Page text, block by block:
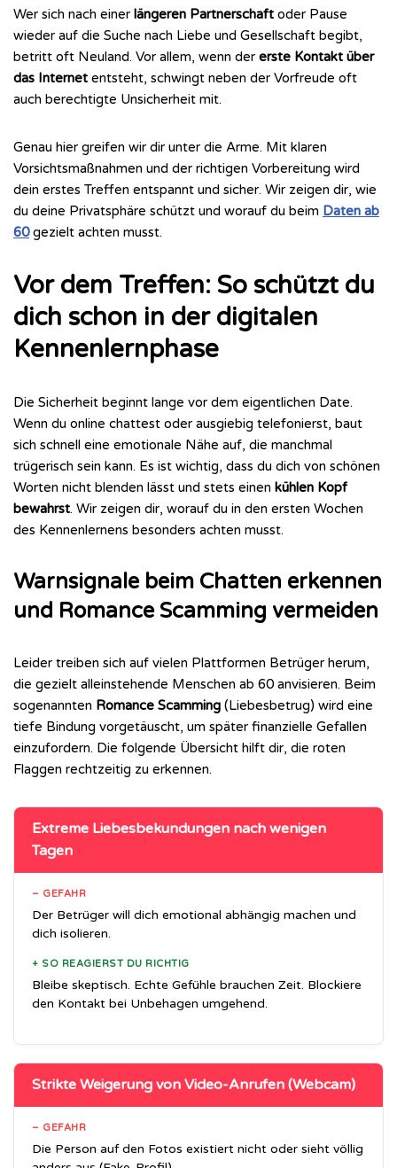
Wer sich nach einer längeren Partnerschaft oder Pause
wieder auf die Suche nach Liebe und Gesellschaft begibt,
betritt oft Neuland. Vor allem, wenn der erste Kontakt über
das Internet entsteht, schwingt neben der Vorfreude oft
auch berechtigte Unsicherheit mit.
Genau hier greifen wir dir unter die Arme. Mit klaren
Vorsichtsmaßnahmen und der richtigen Vorbereitung wird
dein erstes Treffen entspannt und sicher. Wir zeigen dir, wie
du deine Privatsphäre schützt und worauf du beim Daten ab
60gezielt achten musst.
Vor dem Treffen: So schützt du
dich schon in der digitalen
Kennenlernphase
Die Sicherheit beginnt lange vor dem eigentlichen Date.
Wenn du online chattest oder ausgiebig telefonierst, baut
sich schnell eine emotionale Nähe auf, die manchmal
trügerisch sein kann. Es ist wichtig, dass du dich von schönen
Worten nicht blenden lässt und stets einen kühlen Kopf
bewahrst. Wir zeigen dir, worauf du in den ersten Wochen
des Kennenlernens besonders achten musst.
Warnsignale beim Chatten erkennen
und Romance Scamming vermeiden
Leider treiben sich auf vielen Plattformen Betrüger herum,
die gezielt alleinstehende Menschen ab 60 anvisieren. Beim
sogenannten Romance Scamming (Liebesbetrug) wird eine
tiefe Bindung vorgetäuscht, um später finanzielle Gefallen
einzufordern. Die folgende Übersicht hilft dir, die roten
Flaggen rechtzeitig zu erkennen.
Extreme Liebesbekundungen nach wenigen
Tagen
– GEFAHR
Der Betrüger will dich emotional abhängig machen und
dich isolieren.
+ SO REAGIERST DU RICHTIG
Bleibe skeptisch. Echte Gefühle brauchen Zeit. Blockiere
den Kontakt bei Unbehagen umgehend.
Strikte Weigerung von Video-Anrufen (Webcam)
– GEFAHR
Die Person auf den Fotos existiert nicht oder sieht völlig